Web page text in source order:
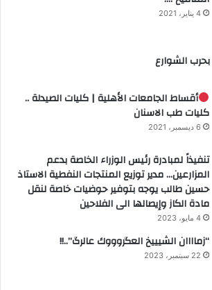
4 يناير، 2021
الشوارع
أقساط الجامعات الأهلية | كليات الصيدلة ..
كليات طب الاسنان
6 ديسمبر، 2021
تنفيذاً لمبادرة رئيس الوزراء الخاصة بدعم
المزارعين… مدير توزيع المنتجات النفطية الاستاذ
حسين طالب يوجه بتوفير حوضيات خاصة لنقل
مادة الكاز وإيصالها الى الفلاحين
4 مايو، 2023
“زماااان الشيييخ العگروووك عالرگ”..!!
22 سبتمبر، 2023